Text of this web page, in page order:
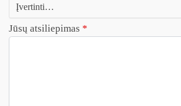
Jūsų atsiliepimas *